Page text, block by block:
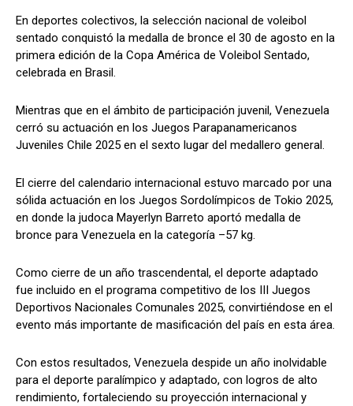
En deportes colectivos, la selección nacional de voleibol
sentado conquistó la medalla de bronce el 30 de agosto en la
primera edición de la Copa América de Voleibol Sentado,
celebrada en Brasil.
Mientras que en el ámbito de participación juvenil, Venezuela
cerró su actuación en los Juegos Parapanamericanos
Juveniles Chile 2025 en el sexto lugar del medallero general.
El cierre del calendario internacional estuvo marcado por una
sólida actuación en los Juegos Sordolímpicos de Tokio 2025,
en donde la judoca Mayerlyn Barreto aportó medalla de
bronce para Venezuela en la categoría –57 kg.
Como cierre de un año trascendental, el deporte adaptado
fue incluido en el programa competitivo de los III Juegos
Deportivos Nacionales Comunales 2025, convirtiéndose en el
evento más importante de masificación del país en esta área.
Con estos resultados, Venezuela despide un año inolvidable
para el deporte paralímpico y adaptado, con logros de alto
rendimiento, fortaleciendo su proyección internacional y